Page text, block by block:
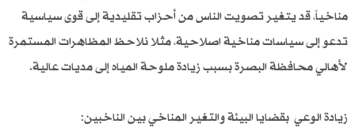
مناخياً، قد يتغير تصويت الناس من أحزاب تقليدية إلى قوى سياسية
تدعو إلى سياسات مناخية اصلاحية، مثلا نلاحظ المظاهرات المستمرة
لأهالي محافظة البصرة بسبب زيادة ملوحة المياه إلى مديات عالية.
زيادة الوعي بقضايا البيئة والتغير المناخي بين الناخبين: